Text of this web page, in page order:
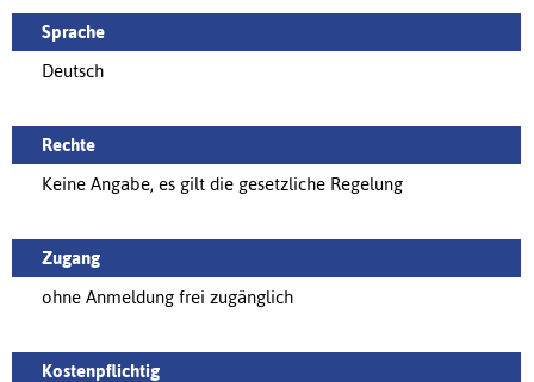
Sprache
Deutsch
Rechte
Keine Angabe, es gilt die gesetzliche Regelung
Zugang
ohne Anmeldung frei zugänglich
Kostenpflichtig